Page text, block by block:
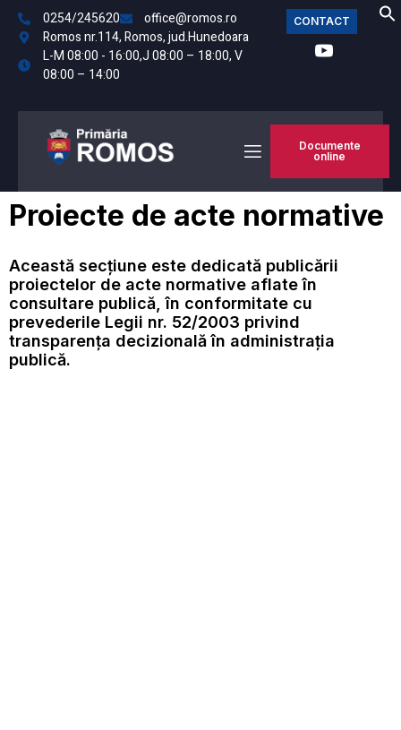
0254/245620
office@romos.ro
Romos nr.114, Romos, jud.Hunedoara
L-M 08:00 - 16:00,J 08:00 – 18:00, V
08:00 – 14:00
CONTACT
Documente
online
Proiecte de acte normative
Această secțiune este dedicată publicării
proiectelor de acte normative aflate în
consultare publică, în conformitate cu
prevederile Legii nr. 52/2003 privind
transparența decizională în administrația
publică.